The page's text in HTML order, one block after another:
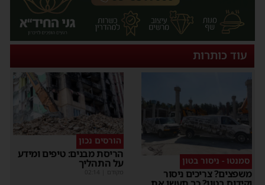
עוד כותרות
סמנטו - ניסור בטון
משפצים? צריכים ניסור
הורסים נכון
הריסת מבנים: טיפים ומידע
על התהליך
מקודם